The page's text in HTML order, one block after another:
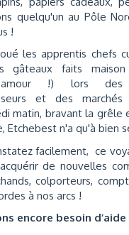
quelqu'un au Pôle
!
les apprentis chefs
gâteaux faits
!) lors des
et des
matin, bravant la grêle
Etchebest n'a qu'à bien
facilement, ce
de nouvelles
colporteurs,
à nos arcs !
encore besoin d’aide